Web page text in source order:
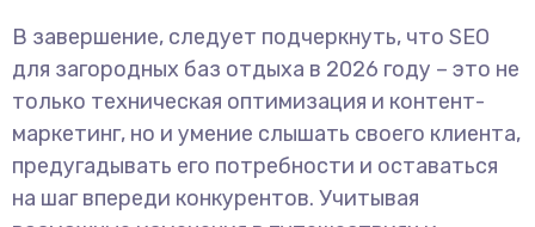
В завершение, следует подчеркнуть, что SEO
для загородных баз отдыха в 2026 году – это не
только техническая оптимизация и контент-
маркетинг, но и умение слышать своего клиента,
предугадывать его потребности и оставаться
на шаг впереди конкурентов. Учитывая